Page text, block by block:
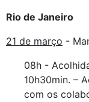
Rio de Janeiro
21 de março -
08h -
10h30min. –
com os